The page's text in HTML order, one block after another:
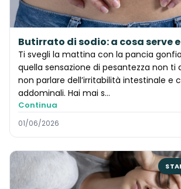
Butirrato di sodio: a cosa serve e
Ti svegli la mattina con la pancia
quella sensazione di pesantezza non ti
non parlare dell’irritabilità intestinale e
addominali. Hai mai s…
Continua
01/06/2026